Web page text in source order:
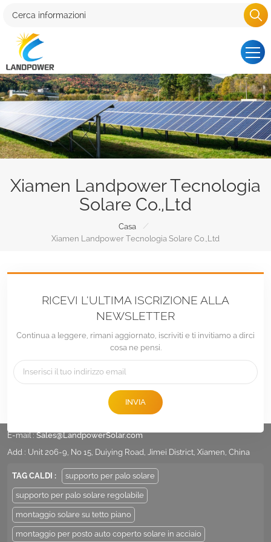
Xiamen Landpower Tecnologia
Solare Co.,Ltd
Casa
/
Xiamen Landpower Tecnologia Solare Co.,Ltd
RICEVI L'ULTIMA ISCRIZIONE ALLA
NEWSLETTER
Continua a leggere, rimani aggiornato, iscriviti e ti invitiamo a dirci
cosa ne pensi.
INVIA
E-mail :Sales@LandpowerSolar.com
Add : Unit 206-9, No 15, Duiying Road, Jimei District, Xiamen, China
TAG CALDI : supporto per palo solare
supporto per palo solare regolabile
montaggio solare su tetto piano
montaggio per posto auto coperto solare in acciaio